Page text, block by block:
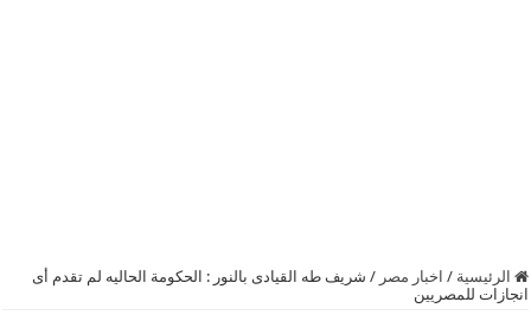
الرئيسية / اخبار مصر / شريف طه القيادى بالنور : الحكومة الحاليه لم تقدم أى
انجازات للمصريين